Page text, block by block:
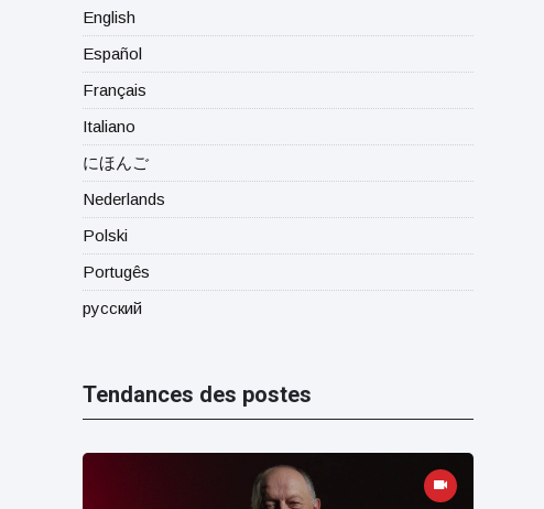
English
Español
Français
Italiano
にほんご
Nederlands
Polski
Portugês
русский
Tendances des postes